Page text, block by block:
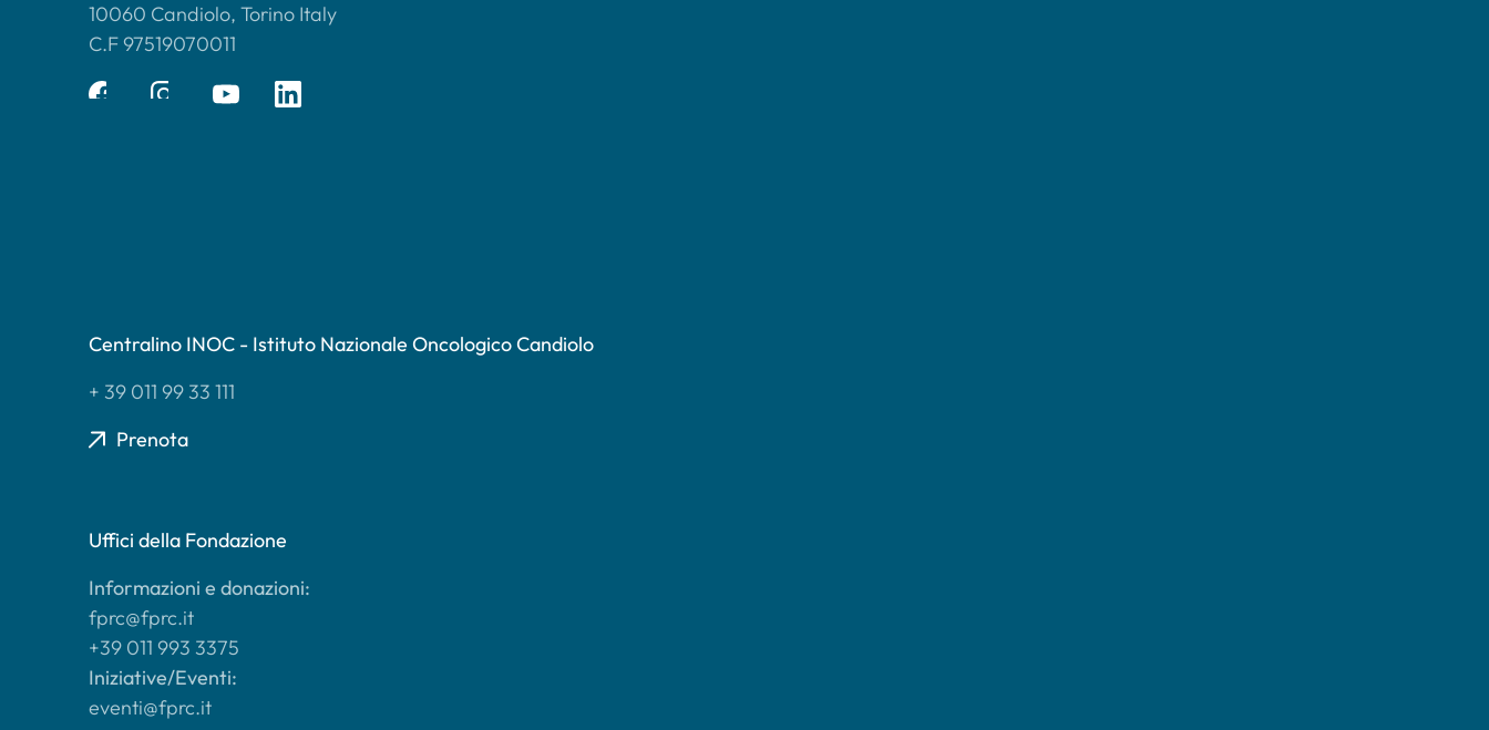
10060 Candiolo, Torino Italy
C.F 97519070011
Centralino INOC - Istituto Nazionale Oncologico Candiolo
+ 39 011 99 33 111
Prenota
Uffici della Fondazione
Informazioni e donazioni:
fprc@fprc.it
+39 011 993 3375
Iniziative/Eventi:
eventi@fprc.it